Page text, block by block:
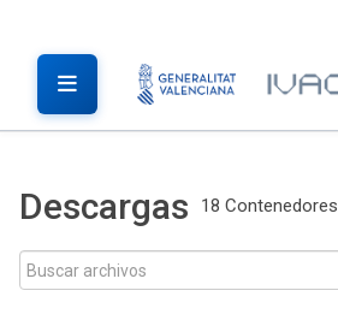
Descargas 18 Contenedores